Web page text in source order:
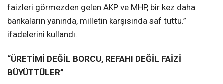
faizleri görmezden gelen AKP ve MHP, bir kez daha
bankaların yanında, milletin karşısında saf tuttu.”
ifadelerini kullandı.
“ÜRETİMİ DEĞİL BORCU, REFAHI DEĞİL FAİZİ
BÜYÜTTÜLER”